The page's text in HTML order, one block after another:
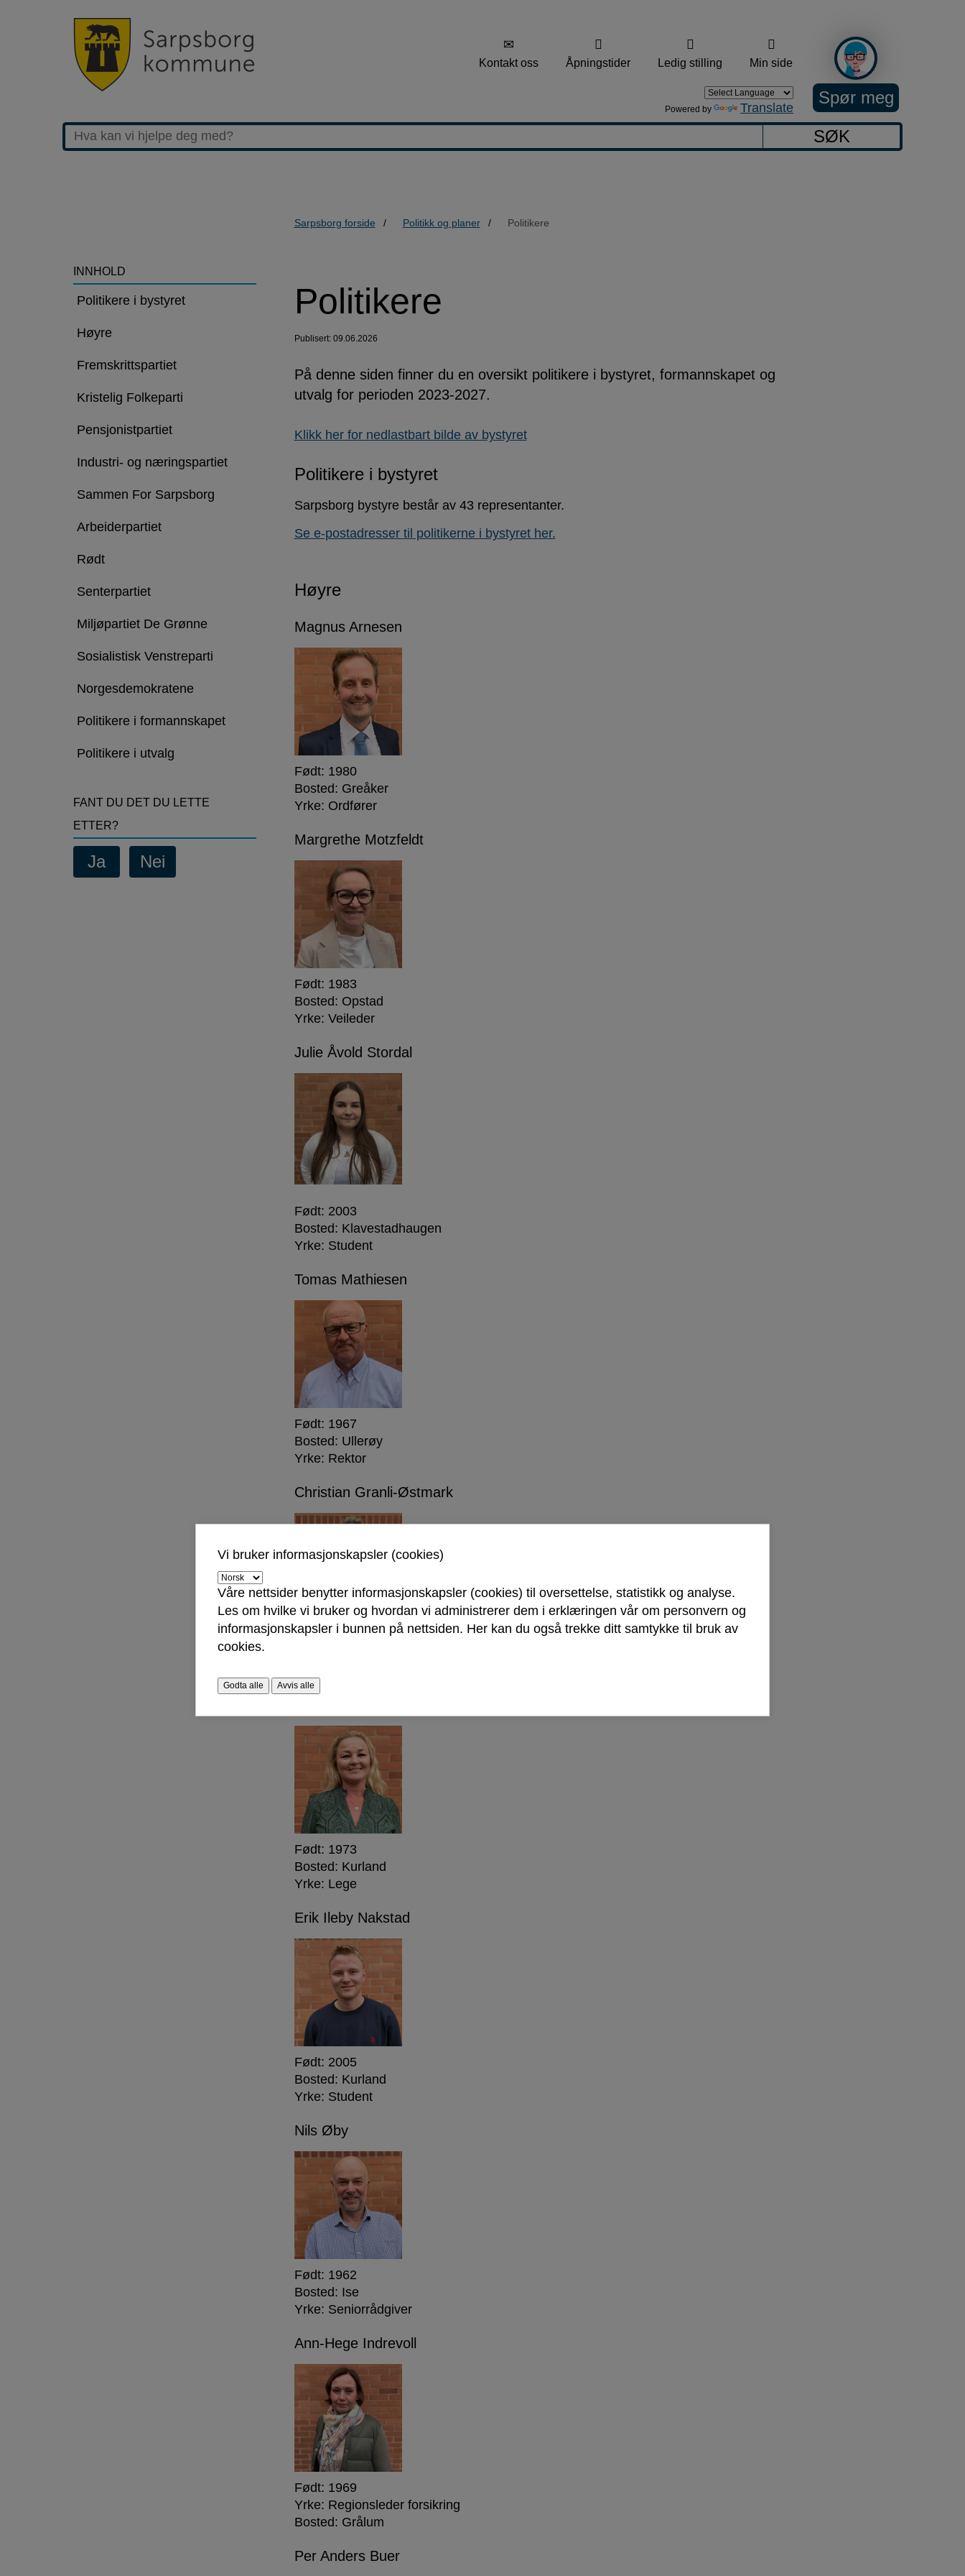
Kontakt oss Åpningstider Ledig stilling Min side
Spør meg
Powered by Translate
SØK
Sarpsborg forside Politikk og planer Politikere
>Politikere
INNHOLD
Politikere i bystyret
Høyre
Fremskrittspartiet
Kristelig Folkeparti
Pensjonistpartiet
Industri- og næringspartiet
Sammen For Sarpsborg
Arbeiderpartiet
Rødt
Senterpartiet
Miljøpartiet De Grønne
Sosialistisk Venstreparti
Norgesdemokratene
Politikere i formannskapet
Politikere i utvalg
FANT DU DET DU LETTE
ETTER?
Politikere
Publisert: 09.06.2026
På denne siden finner du en oversikt politikere i bystyret, formannskapet og
utvalg for perioden 2023-2027.
Klikk her for nedlastbart bilde av bystyret
Politikere i bystyret
Sarpsborg bystyre består av 43 representanter.
Se e-postadresser til politikerne i bystyret her.
Høyre
Magnus Arnesen
Født: 1980
Bosted: Greåker
Yrke: Ordfører
Margrethe Motzfeldt
Født: 1983
Bosted: Opstad
Yrke: Veileder
Julie Åvold Stordal
Født: 2003
Bosted: Klavestadhaugen
Yrke: Student
Tomas Mathiesen
Født: 1967
Bosted: Ullerøy
Yrke: Rektor
Christian Granli-Østmark
Født: 1986
Født: 1973
Bosted: Kurland
Yrke: Lege
Erik Ileby Nakstad
Født: 2005
Bosted: Kurland
Yrke: Student
Nils Øby
Født: 1962
Bosted: Ise
Yrke: Seniorrådgiver
Ann-Hege Indrevoll
Født: 1969
Yrke: Regionsleder forsikring
Bosted: Grålum
Per Anders Buer
Vi bruker informasjonskapsler (cookies)
Våre nettsider benytter informasjonskapsler (cookies) til oversettelse, statistikk og analyse.
Les om hvilke vi bruker og hvordan vi administrerer dem i erklæringen vår om personvern og
informasjonskapsler i bunnen på nettsiden. Her kan du også trekke ditt samtykke til bruk av
cookies.
Godta alle Avvis alle